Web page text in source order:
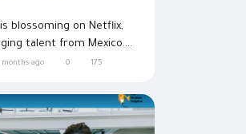
blossoming on Netflix,
talent from Mexico....
months ago 0 175